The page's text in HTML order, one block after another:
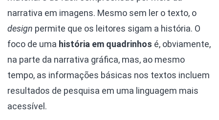
narrativa em imagens. Mesmo sem ler o texto, o
design permite que os leitores sigam a história. O
foco de uma história em quadrinhos é, obviamente,
na parte da narrativa gráfica, mas, ao mesmo
tempo, as informações básicas nos textos incluem
resultados de pesquisa em uma linguagem mais
acessível.